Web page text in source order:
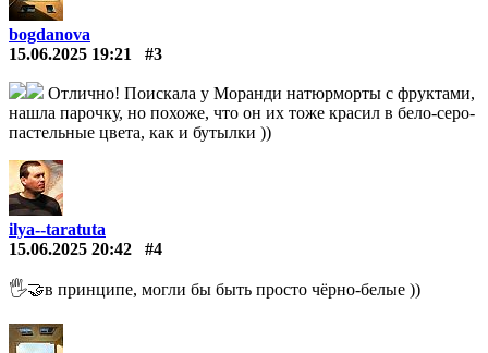
bogdanova
15.06.2025 19:21
#3
Отлично! Поискала у Моранди натюрморты с фруктами,
нашла парочку, но похоже, что он их тоже красил в бело-серо-
пастельные цвета, как и бутылки ))
ilya--taratuta
15.06.2025 20:42
#4
🖐️🤝в принципе, могли бы быть просто чёрно-белые ))